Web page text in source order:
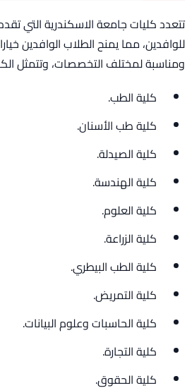
تتعدد كليات جامعة الاسكندرية التي
للوافدين، مما يمنح الطلاب الوافدين
ومناسبة لمختلف التخصصات، وتتمثل
كلية الطب.
كلية طب الأسنان.
كلية الصيدلة.
كلية الهندسة.
كلية العلوم.
كلية الزراعة.
كلية الطب البيطري.
كلية التمريض.
كلية الحاسبات وعلوم البيانات.
كلية التجارة.
كلية الحقوق.